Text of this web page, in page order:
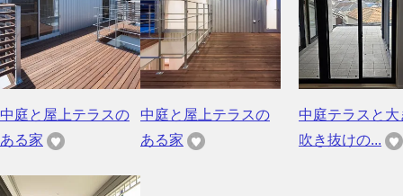
中庭と屋上テラスの
ある家
中庭と屋上テラスの
ある家
中庭テラスと大
吹き抜けの...